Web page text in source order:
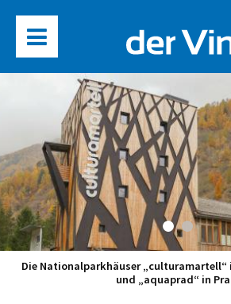
Die Nationalparkhäuser
und „aquaprad“ in